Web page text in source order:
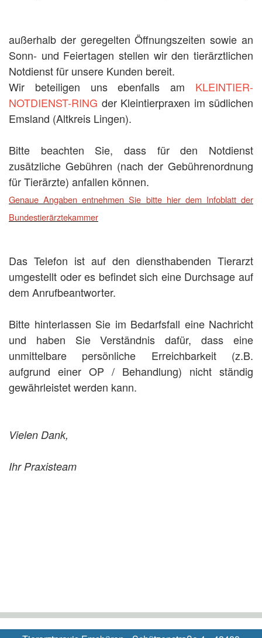
außerhalb der geregelten Öffnungszeiten sowie an
Sonn- und Feiertagen stellen wir den tierärztlichen
Notdienst für unsere Kunden bereit.
Wir beteiligen uns ebenfalls am KLEINTIER-
NOTDIENST-RING der Kleintierpraxen im südlichen
Emsland (Altkreis Lingen).
Bitte beachten Sie, dass für den Notdienst
zusätzliche Gebühren (nach der Gebührenordnung
für Tierärzte) anfallen können.
Genaue Angaben entnehmen Sie bitte hier dem Infoblatt der
Bundestierärztekammer
Das Telefon ist auf den diensthabenden Tierarzt
umgestellt oder es befindet sich eine Durchsage auf
dem Anrufbeantworter.
Bitte hinterlassen Sie im Bedarfsfall eine Nachricht
und haben Sie Verständnis dafür, dass eine
unmittelbare persönliche Erreichbarkeit (z.B.
aufgrund einer OP / Behandlung) nicht ständig
gewährleistet werden kann.
Vielen Dank,
Ihr Praxisteam